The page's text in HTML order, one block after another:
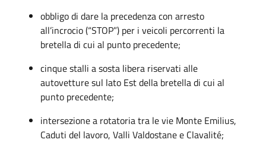
obbligo di dare la precedenza con arresto
all’incrocio (“STOP”) per i veicoli percorrenti la
bretella di cui al punto precedente;
cinque stalli a sosta libera riservati alle
autovetture sul lato Est della bretella di cui al
punto precedente;
intersezione a rotatoria tra le vie Monte Emilius,
Caduti del lavoro, Valli Valdostane e Clavalité;